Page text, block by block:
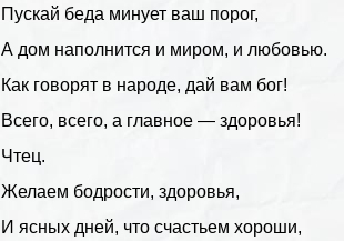
Пускай беда минует ваш порог,
А дом наполнится и миром, и любовью.
Как говорят в народе, дай вам бог!
Всего, всего, а главное — здоровья!
Чтец.
Желаем бодрости, здоровья,
И ясных дней, что счастьем хороши,